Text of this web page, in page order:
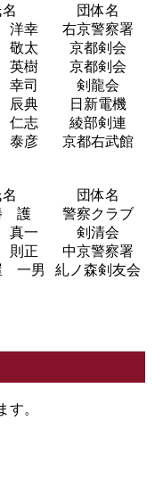
団体名
洋幸
右京警察署
敬太
京都剣会
英樹
京都剣会
幸司
剣龍会
辰典
日新電機
仁志
綾部剣連
泰彦 京都右武館
団体名
護
警察クラブ
真一
剣清会
則正
中京警察署
一男 糺ノ森剣友会
す。